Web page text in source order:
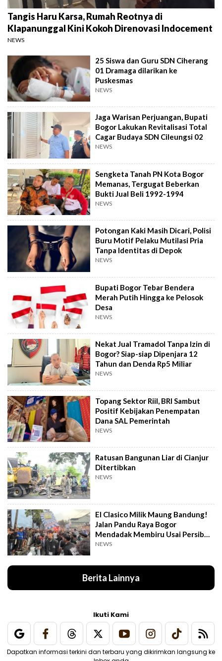
Tangis Haru Karsa, Rumah Reotnya di
Klapanunggal Kini Kokoh Direnovasi Indocement
NEWS
25 Siswa dan Guru SDN Ciherang
01 Dramaga dilarikan ke
Puskesmas
NEWS
Jaga Warisan Perjuangan, Bupati
Bogor Lakukan Revitalisasi Total
Cagar Budaya SDN Cileungsi 02
NEWS
Sengketa Tanah PN Kota Bogor
Memanas, Tergugat Beberkan
Bukti Jual Beli 1992-1994
NEWS
Potongan Kaki Masih Dicari, Polisi
Buru Motif Pelaku Mutilasi Pria
Tanpa Identitas di Depok
NEWS
Bupati Bogor Tebar Bendera
Merah Putih Hingga ke Pelosok
Desa
NEWS
Nekat Jual Tramadol Tanpa Izin di
Bogor? Siap-siap Dipenjara 12
Tahun dan Denda Rp5 Miliar
NEWS
Topang Sektor Riil, BRI Sambut
Positif Kebijakan Penempatan
Dana SAL Pemerintah
NEWS
Ratusan Bangunan Liar di Cianjur
Ditertibkan
NEWS
El Clasico Milik Maung Bandung!
Jalan Pandu Raya Bogor
Mendadak Membiru Usai Persib
Libas Persija
NEWS
Berita Lainnya
Ikuti Kami
Dapatkan informasi terkini dan terbaru yang dikirimkan langsung ke